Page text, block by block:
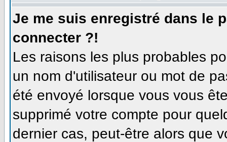
Je me suis enregistré dans le
connecter ?!
Les raisons les plus probables
un nom d'utilisateur ou mot de
été envoyé lorsque vous vous
supprimé votre compte pour
dernier cas, peut-être alors que